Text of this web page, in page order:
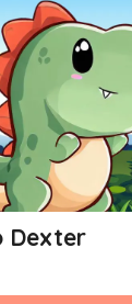
Dexter